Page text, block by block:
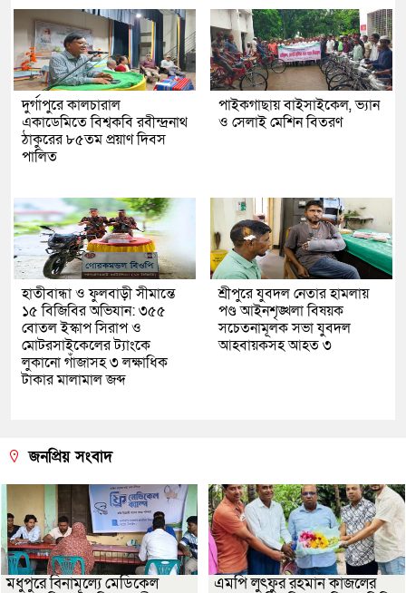
দুর্গাপুরে কালচারাল
একাডেমিতে বিশ্বকবি রবীন্দ্রনাথ
ঠাকুরের ৮৫তম প্রয়াণ দিবস
পালিত
পাইকগাছায় বাইসাইকেল, ভ্যান
ও সেলাই মেশিন বিতরণ
হাতীবান্ধা ও ফুলবাড়ী সীমান্তে
১৫ বিজিবির অভিযান: ৩৫৫
বোতল ইস্কাপ সিরাপ ও
মোটরসাইকেলের ট্যাংকে
লুকানো গাঁজাসহ ৩ লক্ষাধিক
টাকার মালামাল জব্দ
শ্রীপুরে যুবদল নেতার হামলায়
পণ্ড আইনশৃঙ্খলা বিষয়ক
সচেতনামূলক সভা যুবদল
আহবায়কসহ আহত ৩
জনপ্রিয় সংবাদ
মধুপুরে বিনামূল্যে মেডিকেল
এমপি লুৎফুর রহমান কাজলের